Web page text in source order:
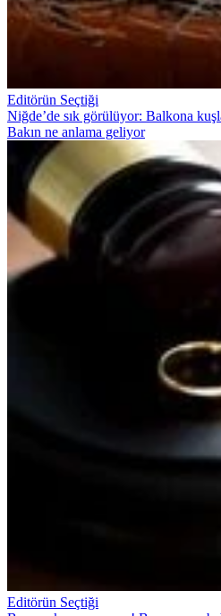
Editörün Seçtiği
Niğde’de sık görülüyor: Balkona
Bakın ne anlama geliyor
Editörün Seçtiği